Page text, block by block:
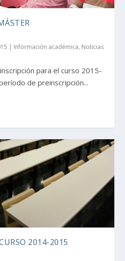
| Información académica, Noticias
para el curso 2015-
de preinscripción...
2014-2015